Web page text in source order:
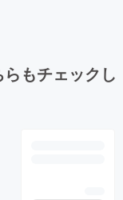
もチェックし